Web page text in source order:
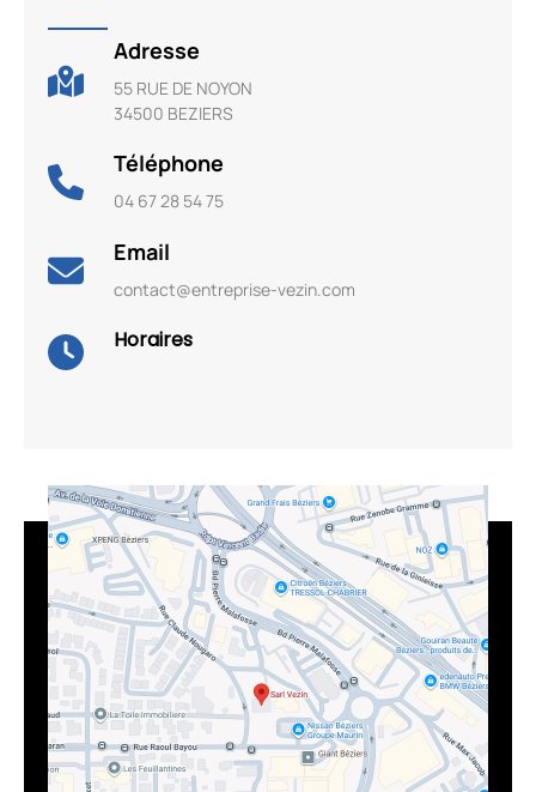
Adresse
55 RUE DE NOYON
34500 BEZIERS
Téléphone
04 67 28 54 75
Email
contact@entreprise-vezin.com
Horaires